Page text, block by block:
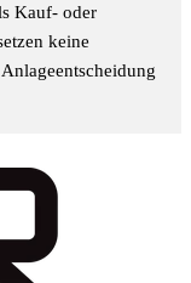
Kauf- oder
keine